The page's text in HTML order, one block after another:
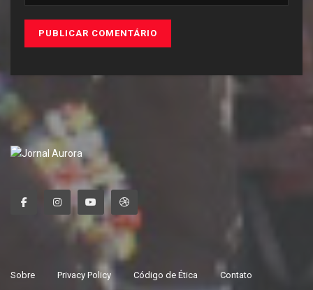
Sobre Privacy Policy Código de Ética Contato